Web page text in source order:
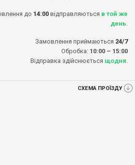
до 14:00 відправляються в той же
день
Замовлення приймаються 24/7
Обробка: 10:00 – 15:00
Відправка здійснюється щодня
СХЕМА ПРОЇЗДУ